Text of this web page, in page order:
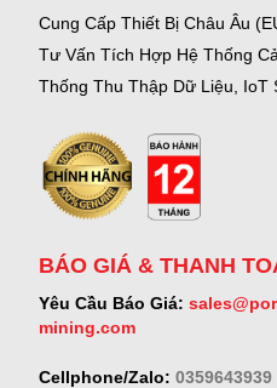
Cung Cấp Thiết Bị Châu Âu
Tư Vấn Tích Hợp Hệ Thống
Thống Thu Thập Dữ Liệu, IoT
BÁO GIÁ & THANH
Yêu Cầu Báo Giá:
mining.com
Cellphone/Zalo: 0359643939